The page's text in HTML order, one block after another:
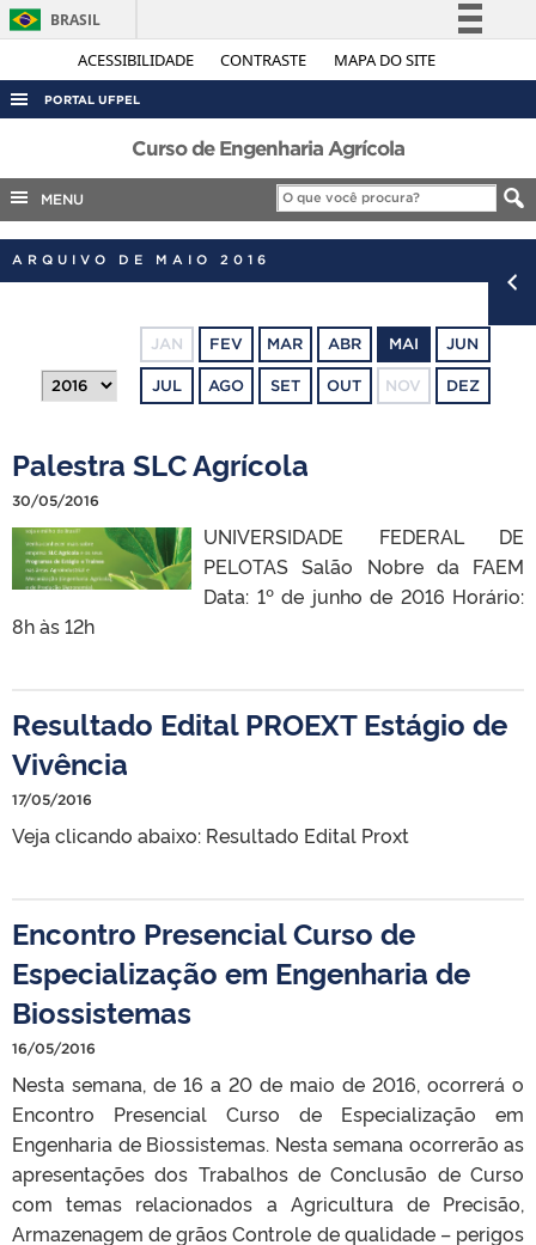
ACESSIBILIDADE CONTRASTE MAPA DO SITE
BRASIL
Simplifique!
Acesso à informação
Legislação
Canais
PORTAL UFPEL
ACESSO À INFORMAÇÃO
AUDITORIA
COBALTO
CONCURSOS
OUVIDORIA
TELEFONES
Curso de Engenharia Agrícola
MENU
ARQUIVO DE MAIO 2016
JAN FEV MAR ABR MAI JUN
JUL AGO SET OUT NOV DEZ
Palestra SLC Agrícola
30/05/2016
UNIVERSIDADE FEDERAL DE
PELOTAS Salão Nobre da FAEM
Data: 1º de junho de 2016 Horário:
8h às 12h
Resultado Edital PROEXT Estágio de
Vivência
17/05/2016
Veja clicando abaixo: Resultado Edital Proxt
Encontro Presencial Curso de
Especialização em Engenharia de
Biossistemas
16/05/2016
Nesta semana, de 16 a 20 de maio de 2016, ocorrerá o
Encontro Presencial Curso de Especialização em
Engenharia de Biossistemas. Nesta semana ocorrerão as
apresentações dos Trabalhos de Conclusão de Curso
com temas relacionados a Agricultura de Precisão,
Armazenagem de grãos Controle de qualidade – perigos